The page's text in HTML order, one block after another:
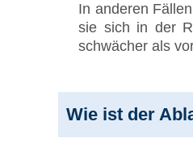
In anderen
sie sich in der
schwächer als
Wie ist der